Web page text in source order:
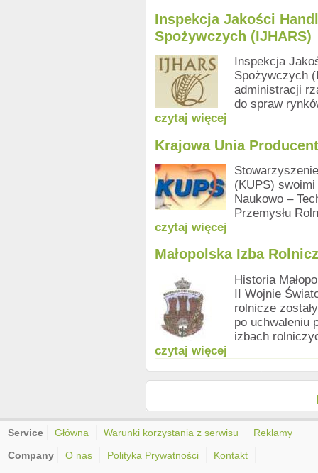
Inspekcja Jakości
Spożywczych (IJHARS)
Inspekcja
Spożywczych
administracji
do spraw
czytaj więcej
Krajowa Unia
(KUPS)
Naukowo –
Przemysłu
czytaj więcej
Małopolska Izba
Historia
II Wojnie
rolnicze
po uchwaleniu
izbach
czytaj więcej
Service Główna Warunki korzystania z serwisu
Reklamy
Company
O nas Polityka Prywatności Kontakt